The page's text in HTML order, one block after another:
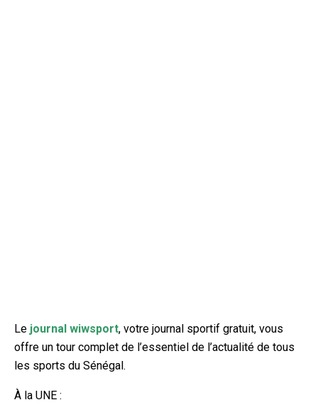
Le journal wiwsport, votre journal sportif gratuit, vous
offre un tour complet de l’essentiel de l’actualité de tous
les sports du Sénégal.
À la UNE :